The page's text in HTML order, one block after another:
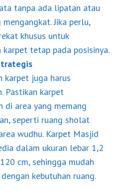
tanpa ada lipatan atau
mengangkat. Jika perlu,
khusus untuk
karpet tetap pada posisinya.
karpet juga harus
Pastikan karpet
di area yang memang
seperti ruang sholat
wudhu. Karpet Masjid
dalam ukuran lebar 1,2
cm, sehingga mudah
kebutuhan ruang.